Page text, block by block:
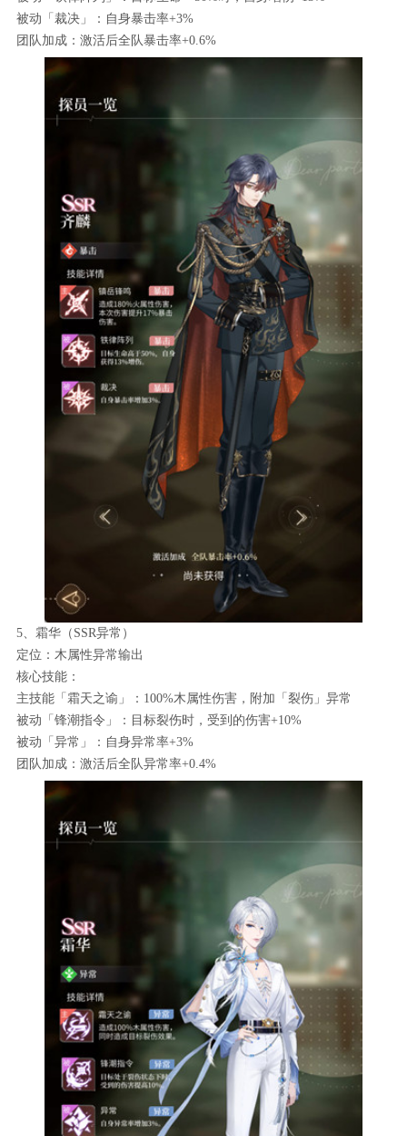
被动「裁决」：自身暴击率+3%
团队加成：激活后全队暴击率+0.6%
5、霜华（SSR异常）
定位：木属性异常输出
核心技能：
主技能「霜天之谕」：100%木属性伤害，附加「裂伤」异常
被动「锋潮指令」：目标裂伤时，受到的伤害+10%
被动「异常」：自身异常率+3%
团队加成：激活后全队异常率+0.4%